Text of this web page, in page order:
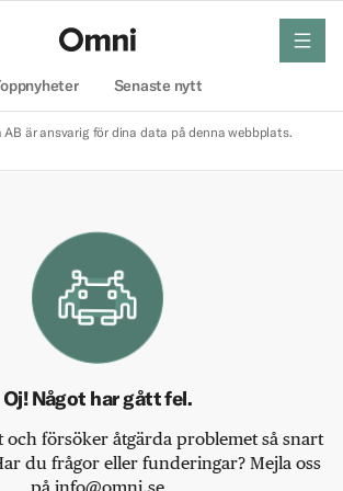
Senaste nytt
meny
AB är ansvarig för dina data på denna webbplats.
Oj! Något har gått fel.
och försöker åtgärda problemet så snart
du frågor eller funderingar? Mejla oss